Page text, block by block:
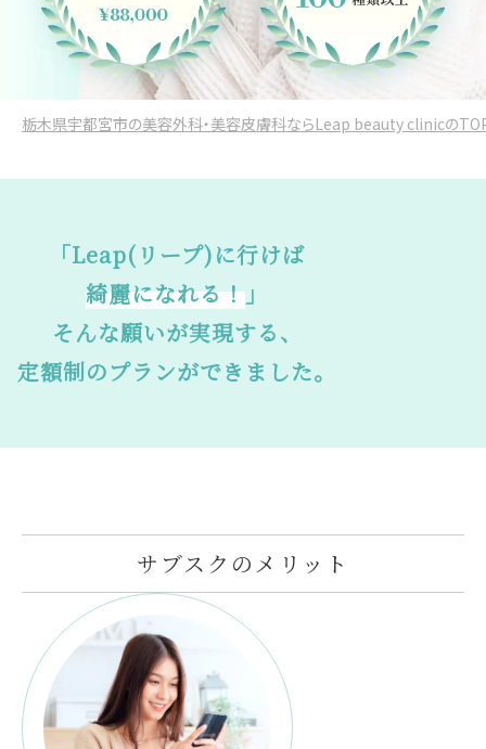
栃木県宇都宮市の美容外科・美容皮膚科ならLeap beauty clinicの
「Leap(リープ)に行けば
綺麗になれる！ 」
そんな願いが実現する、
定額制のプランができました。
サブスクのメリット